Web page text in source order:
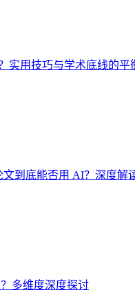
实用技巧与学术底线的平
到底能否用 AI？深度解
多维度深度探讨